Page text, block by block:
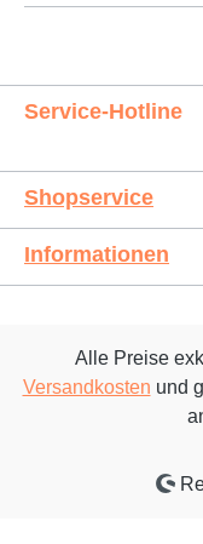
Service-Hotline
Shopservice
Informationen
Alle Preise
Versandkosten und